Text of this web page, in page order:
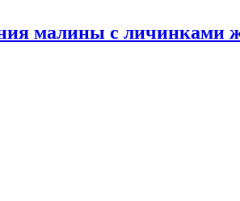
малины с личинками